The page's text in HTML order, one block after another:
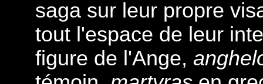
saga sur leur propre
tout l'espace de leur
figure de l'Ange,